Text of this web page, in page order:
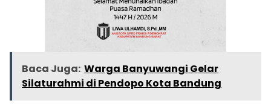
Baca Juga: Warga Banyuwangi Gelar
Silaturahmi di Pendopo Kota Bandung